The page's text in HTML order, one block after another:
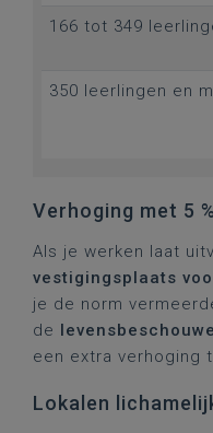
166 tot 349
350 leerlingen en
Verhoging met 5 %
Als je werken laat
vestigingsplaats
je de norm
de
een extra verhoging
Lokalen